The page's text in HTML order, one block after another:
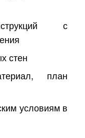
с
стен
план
условиям в